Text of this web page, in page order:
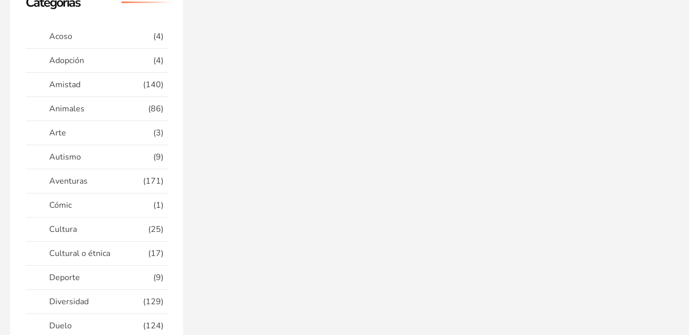
Acoso (4)
Adopción (4)
Amistad (140)
Animales (86)
Arte (3)
Autismo (9)
Aventuras (171)
Cómic (1)
Cultura (25)
Cultural o étnica (17)
Deporte (9)
Diversidad (129)
Duelo (124)